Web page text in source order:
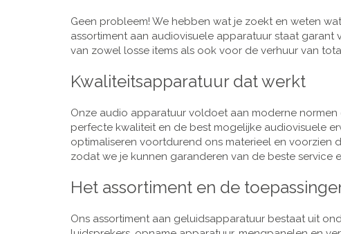
Geen probleem! We hebben wat je zoekt en weten
assortiment aan audiovisuele apparatuur staat
van zowel losse items als ook voor de verhuur van
Kwaliteitsapparatuur dat werkt
Onze audio apparatuur voldoet aan moderne
perfecte kwaliteit en de best mogelijke audiovisuele
optimaliseren voortdurend ons materieel en voorzien
zodat we je kunnen garanderen van de beste service
Het assortiment en de
Ons assortiment aan geluidsapparatuur bestaat uit